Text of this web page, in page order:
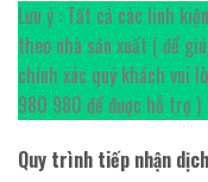
Lưu ý : Tất cả các linh
theo nhà sản xuất ( để
chính xác quý khách vui
980 980 để được hỗ trợ )
Quy trình tiếp nhận